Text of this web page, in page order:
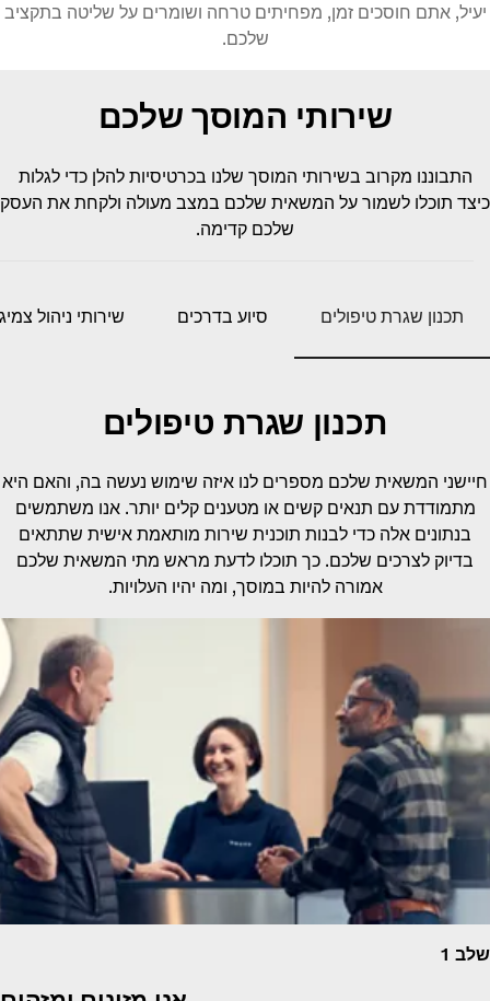
אתם חוסכים זמן, מפחיתים טרחה ושומרים על שליטה בתקציב
שלכם.
שירותי המוסך שלכם
התבוננו מקרוב בשירותי המוסך שלנו בכרטיסיות להלן כדי לגלות
תוכלו לשמור על המשאית שלכם במצב מעולה ולקחת את העסק
שלכם קדימה.
תכנון שגרת טיפולים סיוע בדרכים שירותי ניהול צמיגים
תכנון שגרת טיפולים
המשאית שלכם מספרים לנו איזה שימוש נעשה בה, והאם היא
עם תנאים קשים או מטענים קלים יותר. אנו משתמשים
בנתונים אלה כדי לבנות תוכנית שירות מותאמת אישית שתתאים
בדיוק לצרכים שלכם. כך תוכלו לדעת מראש מתי המשאית שלכם
אמורה להיות במוסך, ומה יהיו העלויות.
1